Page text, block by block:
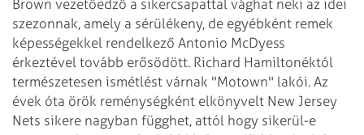
Brown vezetőedző a sikercsapattal vághat neki az idei
szezonnak, amely a sérülékeny, de egyébként remek
képességekkel rendelkező Antonio McDyess
érkeztével tovább erősödött. Richard Hamiltonéktól
természetesen ismétlést várnak "Motown" lakói. Az
évek óta örök reménységként elkönyvelt New Jersey
Nets sikere nagyban függhet, attól hogy sikerül-e